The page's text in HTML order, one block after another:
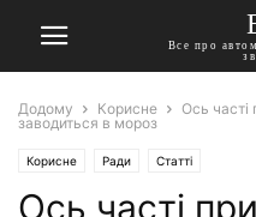
Все про
Додому Корисне
Ось часті
заводиться в мороз
Корисне Ради Статті
Ось часті